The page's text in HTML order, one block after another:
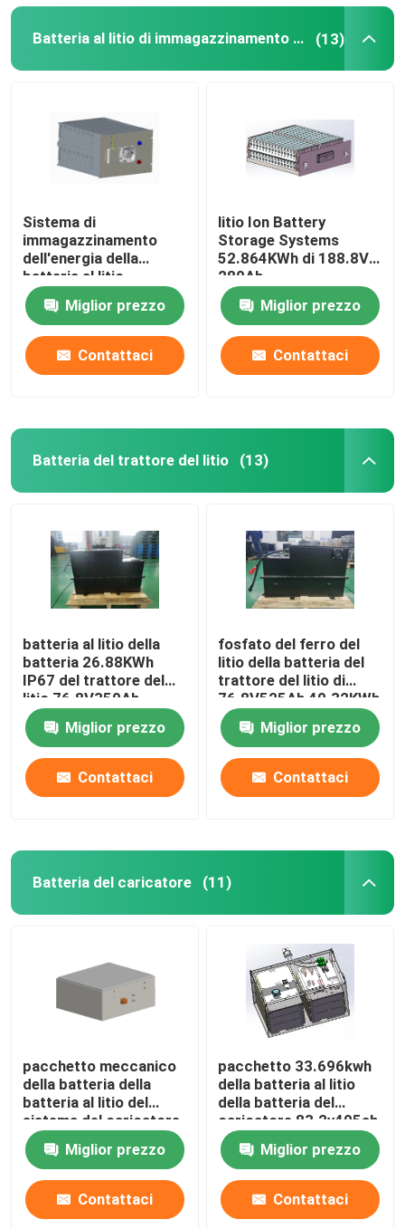
Batteria al litio di immagazzinamento dell'energia (13)
Sistema di
immagazzinamento
dell'energia della
batteria al litio
51.2V280Ah
14.336KWh di
immagazzinamento
dell'energia 16S1P
Miglior prezzo
Contattaci
litio Ion Battery
Storage Systems
52.864KWh di 188.8V
280Ah
Miglior prezzo
Contattaci
Batteria del trattore del litio (13)
batteria al litio della
batteria 26.88KWh
IP67 del trattore del
litio 76.8V350Ah
Miglior prezzo
Contattaci
fosfato del ferro del
litio della batteria del
trattore del litio di
76.8V525Ah 40.32KWh
Miglior prezzo
Contattaci
Batteria del caricatore (11)
pacchetto meccanico
della batteria della
batteria al litio del
sistema del caricatore
della batteria del
caricatore di 614.4V
255Ah
Miglior prezzo
Contattaci
pacchetto 33.696kwh
della batteria al litio
della batteria del
caricatore 83.2v405ah
Miglior prezzo
Contattaci